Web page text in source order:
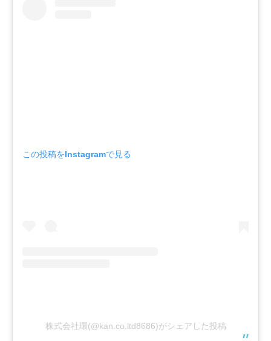
この投稿をInstagramで見る
株式会社環(@kan.co.ltd8686)がシェアした投稿